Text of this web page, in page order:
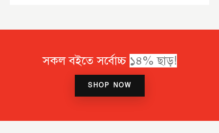
সকল বইতে সর্বোচ্চ
SHOP NOW